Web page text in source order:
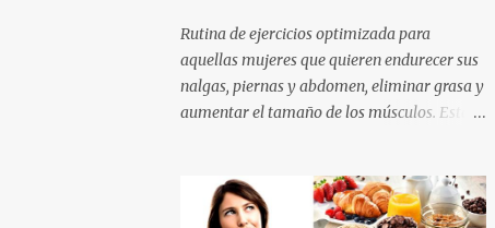
Rutina de ejercicios optimizada para
aquellas mujeres que quieren endurecer sus
nalgas, piernas y abdomen, eliminar grasa y
aumentar el tamaño de los músculos. Esta
mujeres principiantes, con nivel intermedio
y avanzado , para que puedas levantar y